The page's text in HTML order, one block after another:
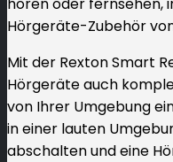
Hörgeräte-Zubehör
Mit der Rexton Smart
Hörgeräte auch
von Ihrer Umgebung
in einer lauten
abschalten und eine